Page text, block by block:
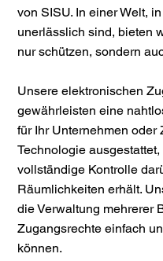
von SISU. In einer Welt,
unerlässlich sind, bieten
nur schützen, sondern
Unsere elektronischen
gewährleisten eine
für Ihr Unternehmen oder
Technologie
vollständige Kontrolle
Räumlichkeiten erhält.
die Verwaltung mehrerer
Zugangsrechte einfach
können.